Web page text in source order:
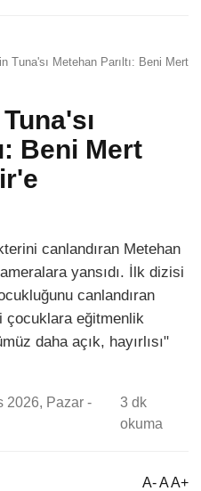
Tuna'sı Metehan Parıltı: Beni Mert
Beni Mert
canlandıran Metehan
yansıdı. İlk dizisi
canlandıran
çocuklara eğitmenlik
daha açık, hayırlısı"
2026, Pazar -
3 dk
okuma
A- A A+